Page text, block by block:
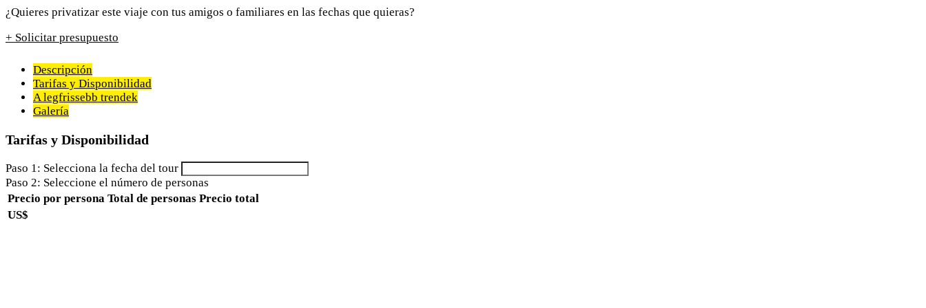
¿Quieres privatizar este viaje con tus amigos o familiares en las fechas que quieras?
+ Solicitar presupuesto
Descripción
Tarifas y Disponibilidad
A legfrissebb trendek
Galería
Tarifas y Disponibilidad
Paso 1: Selecciona la fecha del tour
Paso 2: Seleccione el número de personas
Precio por persona Total de personas Precio total
US$